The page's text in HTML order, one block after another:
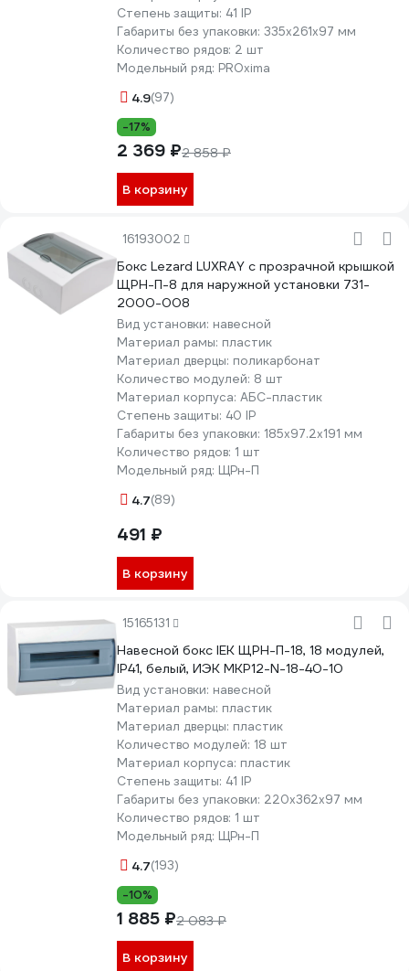
Степень защиты: 41 IP
Габариты без упаковки: 335х261х97 мм
Количество рядов: 2 шт
Модельный ряд: PROxima
4.9(97)
-17%
2 369 ₽2 858 ₽
В корзину
16193002
Бокс Lezard LUXRAY с прозрачной крышкой
ЩРН-П-8 для наружной установки 731-
2000-008
Вид установки: навесной
Материал рамы: пластик
Материал дверцы: поликарбонат
Количество модулей: 8 шт
Материал корпуса: АБС-пластик
Степень защиты: 40 IP
Габариты без упаковки: 185х97.2х191 мм
Количество рядов: 1 шт
Модельный ряд: ЩРн-П
4.7(89)
491 ₽
В корзину
15165131
Навесной бокс IEK ЩРН-П-18, 18 модулей,
IP41, белый, ИЭК MKP12-N-18-40-10
Вид установки: навесной
Материал рамы: пластик
Материал дверцы: пластик
Количество модулей: 18 шт
Материал корпуса: пластик
Степень защиты: 41 IP
Габариты без упаковки: 220х362х97 мм
Количество рядов: 1 шт
Модельный ряд: ЩРн-П
4.7(193)
-10%
1 885 ₽2 083 ₽
В корзину